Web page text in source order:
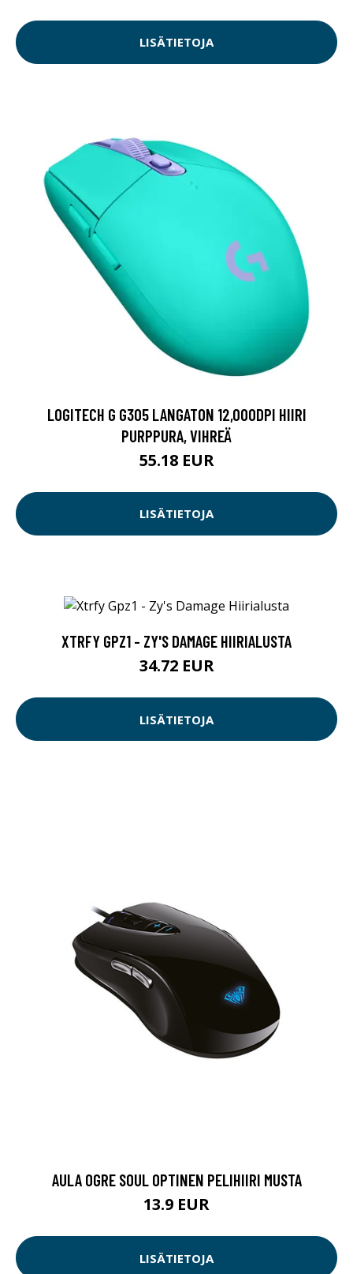
LISÄTIETOJA
LOGITECH G G305 LANGATON 12,000DPI HIIRI
PURPPURA, VIHREÄ
55.18 EUR
LISÄTIETOJA
XTRFY GPZ1 - ZY'S DAMAGE HIIRIALUSTA
34.72 EUR
LISÄTIETOJA
AULA OGRE SOUL OPTINEN PELIHIIRI MUSTA
13.9 EUR
LISÄTIETOJA